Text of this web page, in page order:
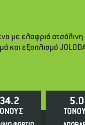
με ελαφριά
και εξοπλισμό
34.2 5.0